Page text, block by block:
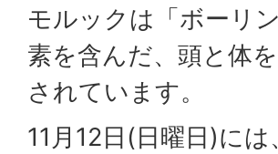
モルックは「ボーリ
素を含んだ、頭と体
されています。
11月12日(日曜日)に